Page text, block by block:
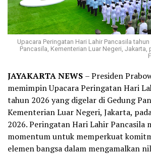
Upacara Peringatan Hari Lahir Pancasila
Pancasila, Kementerian Luar Negeri, Jakarta,
JAYAKARTA NEWS – Presiden
memimpin Upacara Peringatan Hari
tahun 2026 yang digelar di Gedung
Kementerian Luar Negeri, Jakarta,
2026. Peringatan Hari Lahir Pancasila
momentum untuk memperkuat
elemen bangsa dalam mengamalkan